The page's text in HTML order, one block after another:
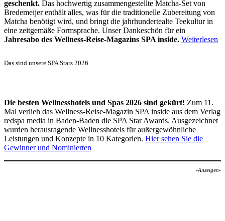
geschenkt. Das hochwertig zusammengestellte Matcha-Set von
Bredemeijer enthält alles, was für die traditionelle Zubereitung von
Matcha benötigt wird, und bringt die jahrhundertealte Teekultur in
eine zeitgemäße Formsprache. Unser Dankeschön für ein
Jahresabo des Wellness-Reise-Magazins SPA inside. Weiterlesen
Das sind unsere SPA Stars 2026
Die besten Wellnesshotels und Spas 2026 sind gekürt! Zum 11.
Mal verlieh das Wellness-Reise-Magazin SPA inside aus dem Verlag
redspa media in Baden-Baden die SPA Star Awards. Ausgezeichnet
wurden herausragende Wellnesshotels für außergewöhnliche
Leistungen und Konzepte in 10 Kategorien. Hier sehen Sie die
Gewinner und Nominierten
-Anzeigen-